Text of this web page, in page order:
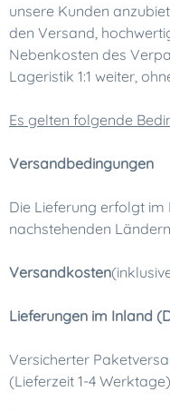
unsere Kunden
den Versand,
Nebenkosten des
Lageristik 1:1 weiter,
Es gelten folgende
Versandbedingungen
Die Lieferung erfolgt
nachstehenden
Versandkosten
Lieferungen im Inland
Versicherter
(Lieferzeit 1-4 Werktage)